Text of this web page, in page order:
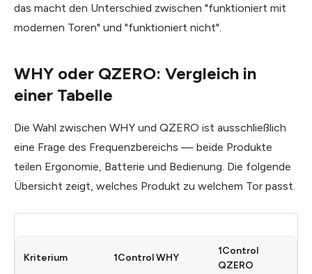
das macht den Unterschied zwischen "funktioniert mit
modernen Toren" und "funktioniert nicht".
WHY oder QZERO: Vergleich in
einer Tabelle
Die Wahl zwischen WHY und QZERO ist ausschließlich
eine Frage des Frequenzbereichs — beide Produkte
teilen Ergonomie, Batterie und Bedienung. Die folgende
Übersicht zeigt, welches Produkt zu welchem Tor passt.
Kriterium 1Control WHY
1Control
QZERO